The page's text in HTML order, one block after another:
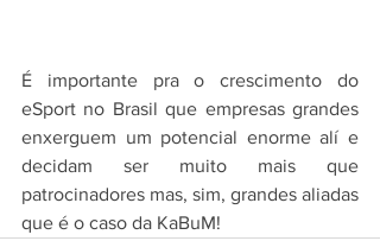
É importante pra o crescimento do
eSport no Brasil que empresas grandes
enxerguem um potencial enorme alí e
decidam ser muito mais que
patrocinadores mas, sim, grandes aliadas
que é o caso da KaBuM!